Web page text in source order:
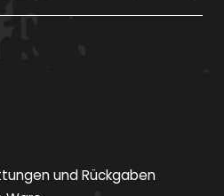
und Rückgaben